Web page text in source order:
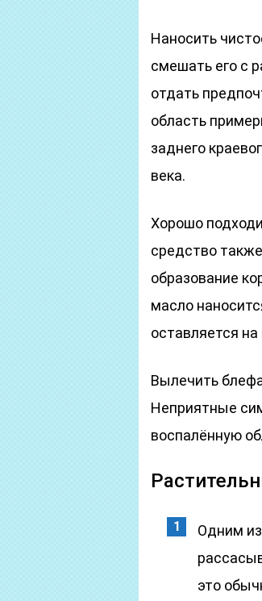
Наносить
смешать его с
отдать
область
заднего
века.
Хорошо
средство
образование
масло
оставляется на
Вылечить
Неприятные
воспалённую
Одним
это